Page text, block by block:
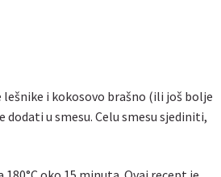
i kokosovo brašno (ili još bolje
u smesu. Celu smesu sjediniti,